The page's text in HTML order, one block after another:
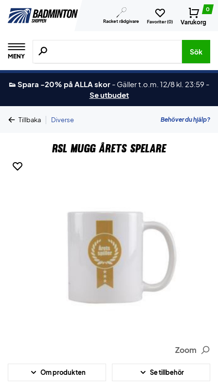
Racket rådgivare Favoriter (0)
0
Varukorg
MENY
Sök efter produkter, märken osv.
Sök
👟 Spara -20% på ALLA skor - Gäller t.o.m. 12/8 kl. 23:59 -
Se utbudet
Tillbaka | Diverse Behöver du hjälp?
RSL Mugg Årets Spelare
Zoom
Om produkten Se tillbehör